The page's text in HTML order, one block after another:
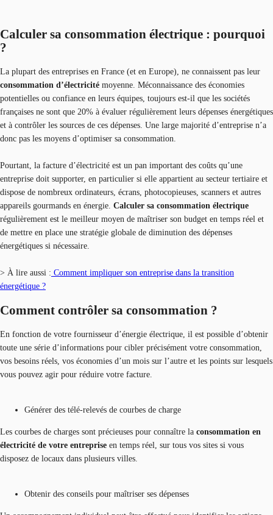
Calculer sa consommation électrique : pourquoi
?
La plupart des entreprises en France (et en Europe), ne connaissent pas leur
consommation d’électricité moyenne. Méconnaissance des économies
potentielles ou confiance en leurs équipes, toujours est-il que les sociétés
françaises ne sont que 20% à évaluer régulièrement leurs dépenses énergétiques
et à contrôler les sources de ces dépenses. Une large majorité d’entreprise n’a
donc pas les moyens d’optimiser sa consommation.
Pourtant, la facture d’électricité est un pan important des coûts qu’une
entreprise doit supporter, en particulier si elle appartient au secteur tertiaire et
dispose de nombreux ordinateurs, écrans, photocopieuses, scanners et autres
appareils gourmands en énergie. Calculer sa consommation électrique
régulièrement est le meilleur moyen de maîtriser son budget en temps réel et
de mettre en place une stratégie globale de diminution des dépenses
énergétiques si nécessaire.
> À lire aussi : Comment impliquer son entreprise dans la transition
énergétique ?
Comment contrôler sa consommation ?
En fonction de votre fournisseur d’énergie électrique, il est possible d’obtenir
toute une série d’informations pour cibler précisément votre consommation,
vos besoins réels, vos économies d’un mois sur l’autre et les points sur lesquels
vous pouvez agir pour réduire votre facture.
Générer des télé-relevés de courbes de charge
Les courbes de charges sont précieuses pour connaître la consommation en
électricité de votre entreprise en temps réel, sur tous vos sites si vous
disposez de locaux dans plusieurs villes.
Obtenir des conseils pour maîtriser ses dépenses